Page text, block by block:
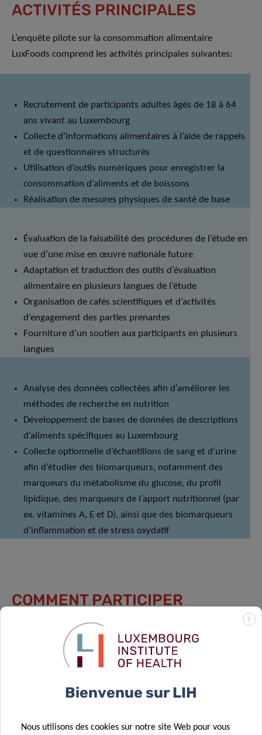
ACTIVITÉS PRINCIPALES
L’enquête pilote sur la consommation alimentaire
LuxFoods comprend les activités principales suivantes:
Recrutement de participants adultes âgés de 18 à 64
ans vivant au Luxembourg
Collecte d’informations alimentaires à l’aide de rappels
et de questionnaires structurés
Utilisation d’outils numériques pour enregistrer la
consommation d’aliments et de boissons
Réalisation de mesures physiques de santé de base
Évaluation de la faisabilité des procédures de l’étude en
vue d’une mise en œuvre nationale future
Adaptation et traduction des outils d’évaluation
alimentaire en plusieurs langues de l’étude
Organisation de cafés scientifiques et d’activités
d’engagement des parties prenantes
Fourniture d’un soutien aux participants en plusieurs
langues
Analyse des données collectées afin d’améliorer les
méthodes de recherche en nutrition
Développement de bases de données de descriptions
d’aliments spécifiques au Luxembourg
Collecte optionnelle d’échantillons de sang et d’urine
afin d’étudier des biomarqueurs, notamment des
marqueurs du métabolisme du glucose, du profil
lipidique, des marqueurs de l’apport nutritionnel (par
ex. vitamines A, E et D), ainsi que des biomarqueurs
d’inflammation et de stress oxydatif
COMMENT PARTICIPER
Les participants sont sélectionnés de manière aléatoire à
partir des registres officiels de population afin de garantir
un échantillon juste et représentatif de la population
à assurer une représentation équilibrée de la population
X
Bienvenue sur LIH
Nous utilisons des cookies sur notre site Web pour vous